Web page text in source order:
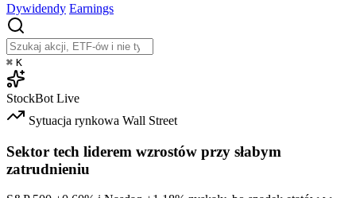
Dywidendy Earnings
⌘ K
StockBot Live
Sytuacja rynkowa Wall Street
Sektor tech liderem wzrostów przy słabym
zatrudnieniu